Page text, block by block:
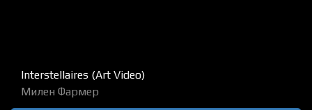
Interstellaires (Art Video)
Милен Фармер